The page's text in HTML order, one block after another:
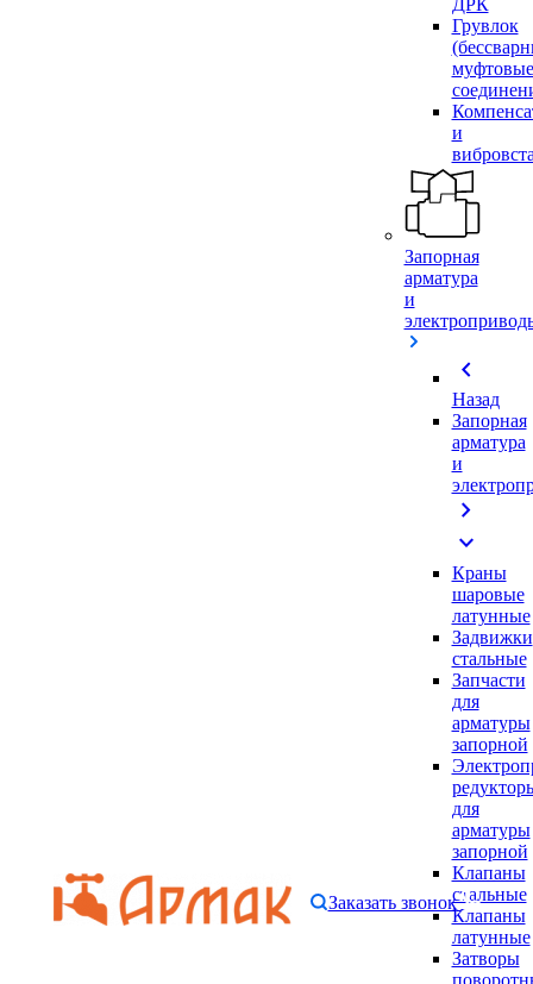
ДРК
Грувлок
муфтовые
и
Запорная
арматура
и
chevron_left
Назад
Запорная
арматура
и
chevron_right
expand_more
Краны
шаровые
латунные
Задвижки
стальные
Запчасти
для
арматуры
запорной
для
арматуры
запорной
Клапаны
стальные
Клапаны
латунные
Затворы
Заказать звонок